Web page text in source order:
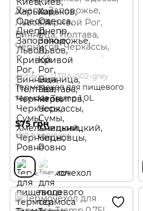
Артикул: UTRA-002-grey
Термочехол для пищевого
термоса Tramp 1.0L
575 грн
Нет в наличии